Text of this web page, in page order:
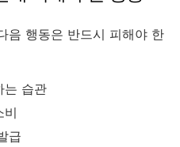
음 행동은 반드시 피해야 한
는 습관
비
급